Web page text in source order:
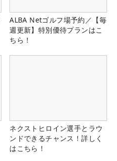
ALBA Netゴルフ場予約／【毎
週更新】特別優待プランはこ
ちら！
ネクストヒロイン選手とラウ
ンドできるチャンス！詳しく
はこちら！